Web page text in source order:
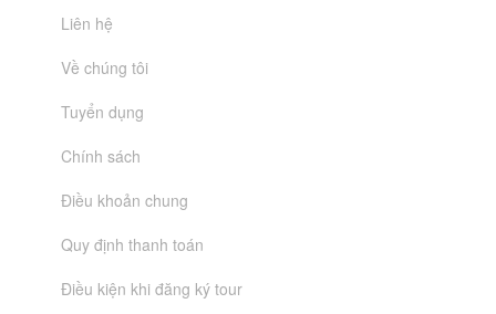
Liên hệ
Về chúng tôi
Tuyển dụng
Chính sách
Điều khoản chung
Quy định thanh toán
Điều kiện khi đăng ký tour